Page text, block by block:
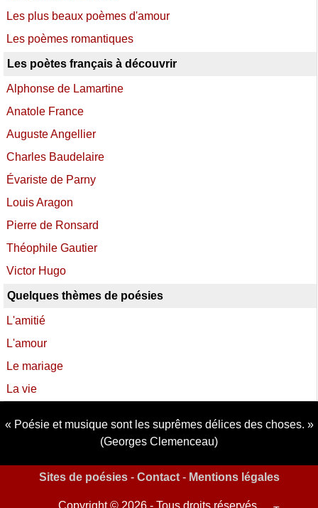
Les plus beaux poèmes d'amour
Les poèmes romantiques
Les poètes français à découvrir
Alphonse de Lamartine
Anatole France
Auguste Angellier
Charles Baudelaire
Évariste de Parny
Louis Aragon
Pierre de Ronsard
Théophile Gautier
Victor Hugo
Quelques thèmes de poésies
L'amitié
L'amour
Le mariage
La vie
Poésie et musique sont les suprêmes délices des choses.
(Georges Clemenceau)
Sites de poésies- Contact- Mentions légales
Copyright © 2026 - Tous droits réservés.